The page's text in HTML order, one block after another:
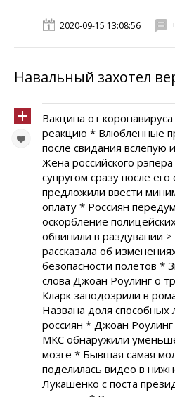
2020-09-15 13:08:56
Навальный захотел
Вакцина от
реакцию * Влюбленные
после свидания
Жена российского
супругом сразу после
предложили ввести
оплату * Россиян
оскорбление
обвинили в раздувании
рассказала об
безопасности полетов *
слова Джоан Роулинг о
Кларк заподозрили в
Названа доля способных
россиян * Джоан
МКС обнаружили
мозге * Бывшая самая
поделилась видео в
Лукашенко с поста